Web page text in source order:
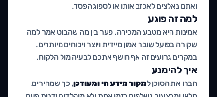
ואתם נאלצים לאכזב אותו או לספוג הפסד.
למה זה פוגע
אמינות היא מטבע המכירה. פער בין מה שהבוט אמר למה
שקורה בפועל שובר אמון מיידית ויוצר ויכוחים מיותרים.
במקרים גרועים זה אף חושף אתכם לבעיה מול הלקוח.
איך להימנע
חברו את הסוכן למקור מידע חי ומעודכן, כך שמחירים,